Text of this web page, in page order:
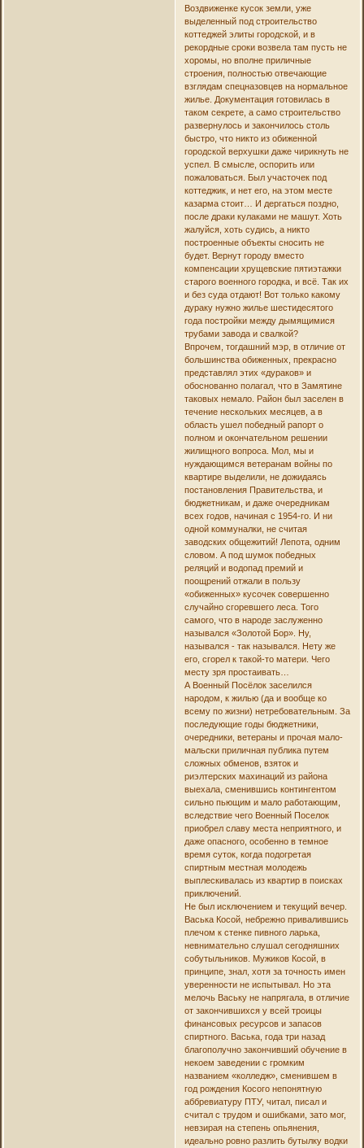
Воздвиженке кусок земли, уже
выделенный под строительство
коттеджей элиты городской, и в
рекордные сроки возвела там пусть не
хоромы, но вполне приличные
строения, полностью отвечающие
взглядам спецназовцев на нормальное
жилье. Документация готовилась в
таком секрете, а само строительство
развернулось и закончилось столь
быстро, что никто из обиженной
городской верхушки даже чирикнуть не
успел. В смысле, оспорить или
пожаловаться. Был участочек под
коттеджик, и нет его, на этом месте
казарма стоит… И дергаться поздно,
после драки кулаками не машут. Хоть
жалуйся, хоть судись, а никто
построенные объекты сносить не
будет. Вернут городу вместо
компенсации хрущевские пятиэтажки
старого военного городка, и всё. Так их
и без суда отдают! Вот только какому
дураку нужно жилье шестидесятого
года постройки между дымящимися
трубами завода и свалкой?
Впрочем, тогдашний мэр, в отличие от
большинства обиженных, прекрасно
представлял этих «дураков» и
обоснованно полагал, что в Замятине
таковых немало. Район был заселен в
течение нескольких месяцев, а в
область ушел победный рапорт о
полном и окончательном решении
жилищного вопроса. Мол, мы и
нуждающимся ветеранам войны по
квартире выделили, не дожидаясь
постановления Правительства, и
бюджетникам, и даже очередникам
всех годов, начиная с 1954-го. И ни
одной коммуналки, не считая
заводских общежитий! Лепота, одним
словом. А под шумок победных
реляций и водопад премий и
поощрений отжали в пользу
«обиженных» кусочек совершенно
случайно сгоревшего леса. Того
самого, что в народе заслуженно
назывался «Золотой Бор». Ну,
назывался - так назывался. Нету же
его, сгорел к такой-то матери. Чего
месту зря простаивать…
А Военный Посёлок заселился
народом, к жилью (да и вообще ко
всему по жизни) нетребовательным. За
последующие годы бюджетники,
очередники, ветераны и прочая мало-
мальски приличная публика путем
сложных обменов, взяток и
риэлтерских махинаций из района
выехала, сменившись контингентом
сильно пьющим и мало работающим,
вследствие чего Военный Поселок
приобрел славу места неприятного, и
даже опасного, особенно в темное
время суток, когда подогретая
спиртным местная молодежь
выплескивалась из квартир в поисках
приключений.
Не был исключением и текущий вечер.
Васька Косой, небрежно привалившись
плечом к стенке пивного ларька,
невнимательно слушал сегодняшних
собутыльников. Мужиков Косой, в
принципе, знал, хотя за точность имен
уверенности не испытывал. Но эта
мелочь Ваську не напрягала, в отличие
от закончившихся у всей троицы
финансовых ресурсов и запасов
спиртного. Васька, года три назад
благополучно закончивший обучение в
некоем заведении с громким
названием «колледж», сменившем в
год рождения Косого непонятную
аббревиатуру ПТУ, читал, писал и
считал с трудом и ошибками, зато мог,
невзирая на степень опьянения,
идеально ровно разлить бутылку водки